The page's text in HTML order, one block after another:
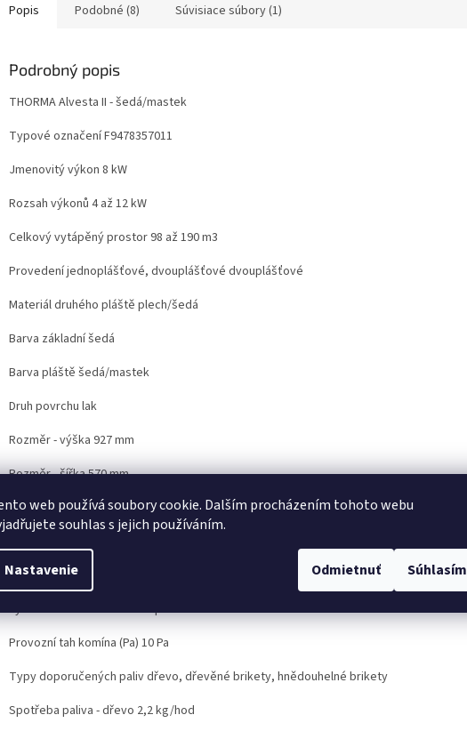
web používá soubory cookie. Dalším procházením tohoto webu
souhlas s jejich používáním.
Nastavenie Odmietnuť Súhlasím
Popis Podobné (8) Súvisiace súbory (1)
Podrobný popis
THORMA Alvesta II - šedá/mastek
Typové označení F9478357011
Jmenovitý výkon 8 kW
Rozsah výkonů 4 až 12 kW
Celkový vytápěný prostor 98 až 190 m3
Provedení jednoplášťové, dvouplášťové dvouplášťové
Materiál druhého pláště plech/šedá
Barva základní šedá
Barva pláště šedá/mastek
Druh povrchu lak
Rozměr - výška 927 mm
Rozměr - šířka 570 mm
Rozměr - hloubka 390
Umístění kouřovodu horní
Výška hrdla kouřovodu nad podlahou 927 mm
Provozní tah komína (Pa) 10 Pa
Typy doporučených paliv dřevo, dřevěné brikety, hnědouhelné brikety
Spotřeba paliva - dřevo 2,2 kg/hod